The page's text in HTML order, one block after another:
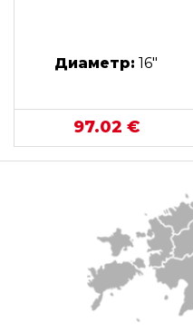
Диаметр: 16"
97.02 €